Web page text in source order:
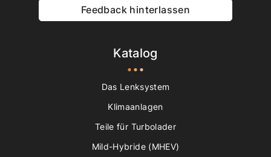
Feedback hinterlassen
Katalog
Das Lenksystem
Klimaanlagen
Teile für Turbolader
Mild-Hybride (MHEV)